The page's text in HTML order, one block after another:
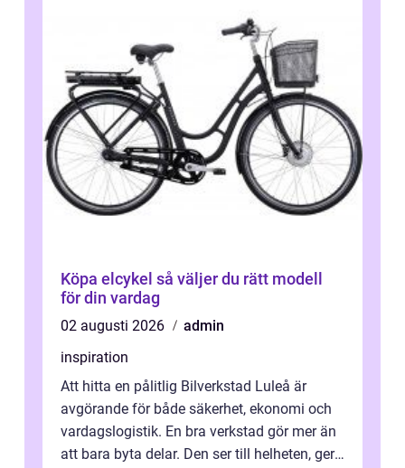
Köpa elcykel så väljer du rätt modell
för din vardag
02 augusti 2026
admin
inspiration
Att hitta en pålitlig Bilverkstad Luleå är
avgörande för både säkerhet, ekonomi och
vardagslogistik. En bra verkstad gör mer än
att bara byta delar. Den ser till helheten, ger